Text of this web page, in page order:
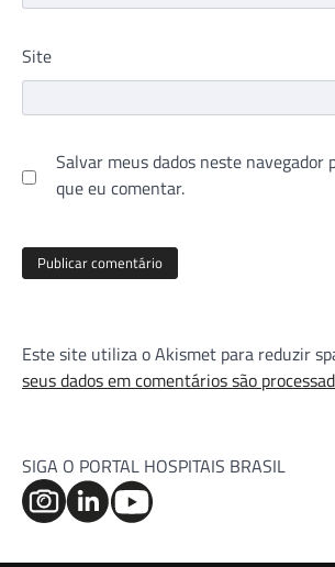
Site
Salvar meus dados neste navegador
que eu comentar.
Este site utiliza o Akismet para reduzir
seus dados em comentários são
SIGA O PORTAL HOSPITAIS BRASIL